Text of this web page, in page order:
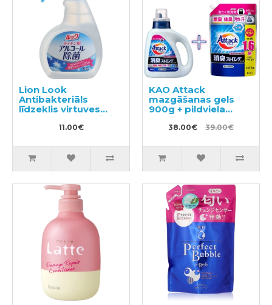
Lion Look
Antibakteriāls
līdzeklis virtuves
virsmu sterilizācijai
11.00€
KAO Attack
mazgāšanas gels
900g + pildviela
38.00€ 39.00€